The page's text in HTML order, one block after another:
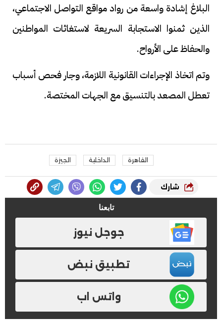
البلاغ إشادة واسعة من رواد مواقع التواصل الاجتماعي،
الذين ثمنوا الاستجابة السريعة لاستغاثات المواطنين
والحفاظ على الأرواح.
وتم اتخاذ الإجراءات القانونية اللازمة، وجار فحص أسباب
تعطل المصعد بالتنسيق مع الجهات المختصة.
القاهرة الداخلية الجيزة
شارك
تابعنا
جوجل نيوز
تطبيق نبض
واتس اب